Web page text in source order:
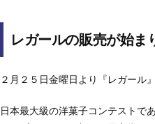
レガールの販売が始ま
２月２５日金曜日より『レガール
日本最大級の洋菓子コンテストで